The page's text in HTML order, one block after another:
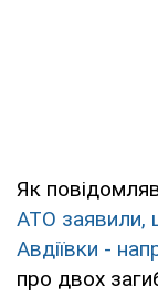
Як
АТО заявили,
Авдіївки -
про двох